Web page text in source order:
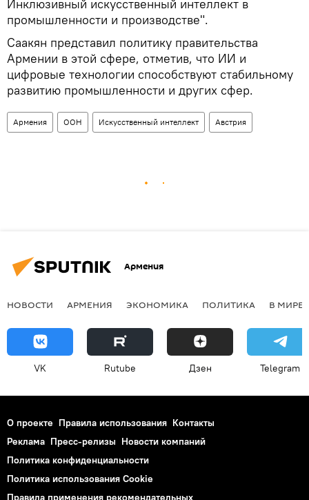
Инклюзивный искусственный интеллект в
промышленности и производстве".
Саакян представил политику правительства
Армении в этой сфере, отметив, что ИИ и
цифровые технологии способствуют стабильному
развитию промышленности и других сфер.
Армения ООН Искусственный интеллект Австрия
Армения
НОВОСТИ АРМЕНИЯ ЭКОНОМИКА ПОЛИТИКА В МИРЕ
VK Rutube Дзен Telegram
О проекте Правила использования Контакты
Реклама Пресс-релизы Новости компаний
Политика конфиденциальности
Политика использования Cookie
Правила применения рекомендательных